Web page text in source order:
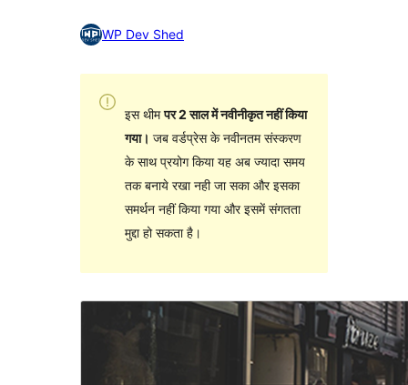
WP Dev Shed
इस थीमपर 2 साल में नवीनीकृत नहीं किया
गया। जब वर्डप्रेस के नवीनतम संस्करण
के साथ प्रयोग किया यह अब ज्यादा समय
तक बनाये रखा नही जा सका और इसका
समर्थन नहीं किया गया और इसमें संगतता
मुद्दा हो सकता है।